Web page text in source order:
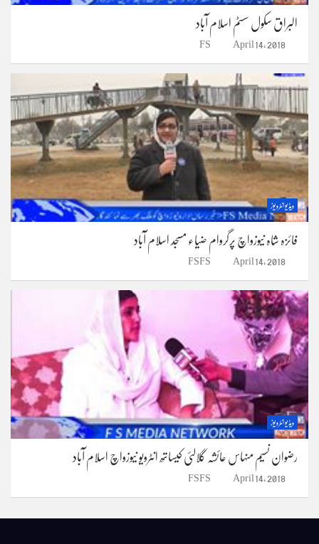
البراق سکول سسٹم اسلام آباد
April 14, 2018
FS
ویڈیو انٹرویوز
فائزہ شاہ نیوزواچ پرگروام ضیاء مسجد اسلام آباد
April 14, 2018
FSFS
ویڈیو انٹرویوز
رضوان نسیم منہاس عائشہ گلالئی کیساتھ انٹرویو نیوزواچ اسلام آباد
April 14, 2018
FSFS